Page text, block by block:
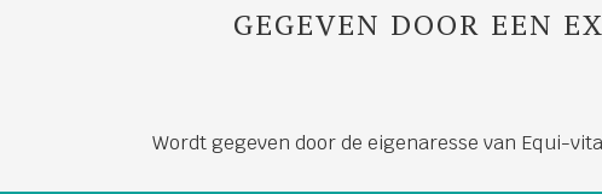
GEGEVEN DOOR EEN
Wordt gegeven door de eigenaresse van Equi-